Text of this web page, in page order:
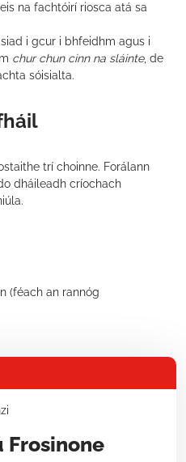
na fachtóirí riosca atá sa
i gcur i bhfeidhm agus i
chur chun cinn na sláinte, de
sóisialta.
trí choinne. Forálann
dháileadh críochach
(féach an rannóg
Frosinone